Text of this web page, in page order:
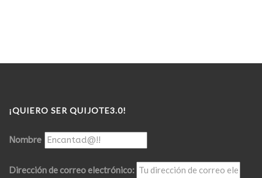
¡QUIERO SER QUIJOTE3.0!
Nombre
Dirección de correo electrónico: